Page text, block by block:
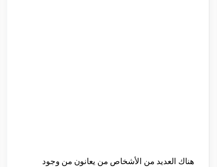
هناك العديد من الأشخاص من يعانون من وجود